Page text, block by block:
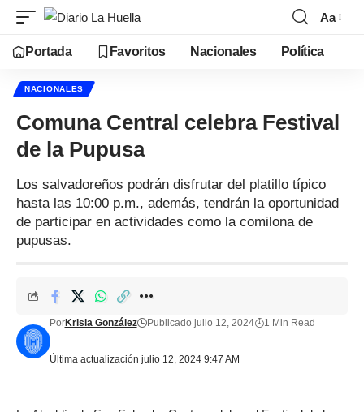
Aa
Portada Favoritos Nacionales Política
NACIONALES
Comuna Central celebra Festival
de la Pupusa
Los salvadoreños podrán disfrutar del platillo típico
hasta las 10:00 p.m., además, tendrán la oportunidad
de participar en actividades como la comilona de
pupusas.
Última actualización julio 12, 2024 9:47 AM
PorKrisia González Publicado julio 12, 2024 1 Min Read